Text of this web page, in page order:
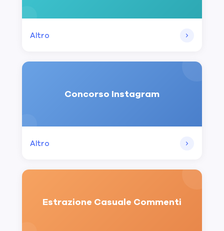
Altro
Concorso Instagram
Altro
Estrazione Casuale Commenti